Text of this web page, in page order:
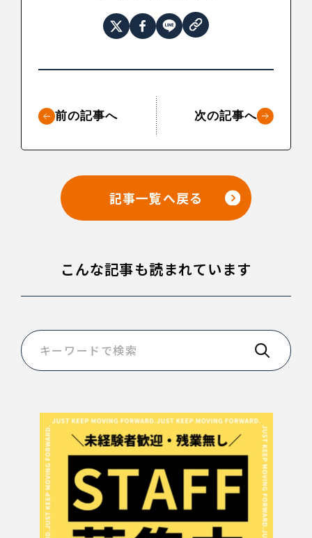
前の記事へ 次の記事へ
記事一覧へ戻る
こんな記事も読まれています